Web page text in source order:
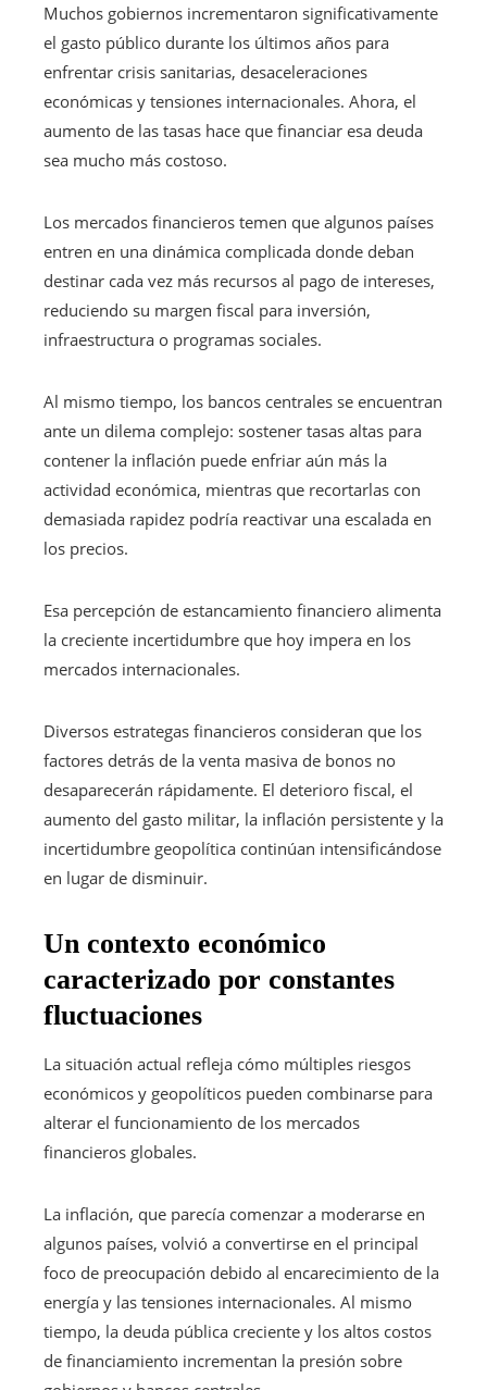
Muchos gobiernos incrementaron significativamente
el gasto público durante los últimos años para
enfrentar crisis sanitarias, desaceleraciones
económicas y tensiones internacionales. Ahora, el
aumento de las tasas hace que financiar esa deuda
sea mucho más costoso.
Los mercados financieros temen que algunos países
entren en una dinámica complicada donde deban
destinar cada vez más recursos al pago de intereses,
reduciendo su margen fiscal para inversión,
infraestructura o programas sociales.
Al mismo tiempo, los bancos centrales se encuentran
ante un dilema complejo: sostener tasas altas para
contener la inflación puede enfriar aún más la
actividad económica, mientras que recortarlas con
demasiada rapidez podría reactivar una escalada en
los precios.
Esa percepción de estancamiento financiero alimenta
la creciente incertidumbre que hoy impera en los
mercados internacionales.
Diversos estrategas financieros consideran que los
factores detrás de la venta masiva de bonos no
desaparecerán rápidamente. El deterioro fiscal, el
aumento del gasto militar, la inflación persistente y la
incertidumbre geopolítica continúan intensificándose
en lugar de disminuir.
Un contexto económico
caracterizado por constantes
fluctuaciones
La situación actual refleja cómo múltiples riesgos
económicos y geopolíticos pueden combinarse para
alterar el funcionamiento de los mercados
financieros globales.
La inflación, que parecía comenzar a moderarse en
algunos países, volvió a convertirse en el principal
foco de preocupación debido al encarecimiento de la
energía y las tensiones internacionales. Al mismo
tiempo, la deuda pública creciente y los altos costos
de financiamiento incrementan la presión sobre